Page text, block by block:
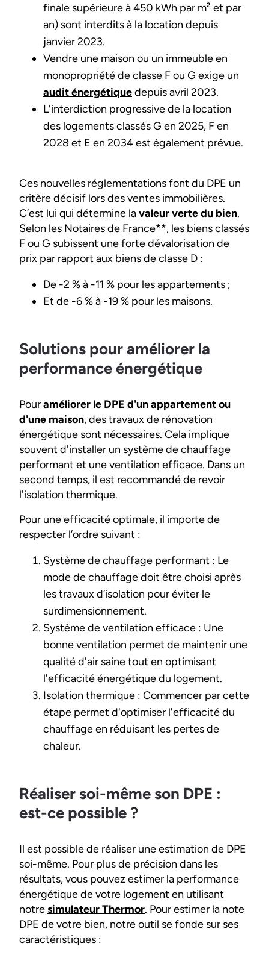
finale supérieure à 450 kWh par m² et par
an) sont interdits à la location depuis
janvier 2023.
Vendre une maison ou un immeuble en
monopropriété de classe F ou G exige un
audit énergétiquedepuis avril 2023.
L'interdiction progressive de la location
des logements classés G en 2025, F en
2028 et E en 2034 est également prévue.
Ces nouvelles réglementations font du DPE un
critère décisif lors des ventes immobilières.
C’est lui qui détermine lavaleur verte du bien.
Selon les Notaires de France**, les biens classés
F ou G subissent une forte dévalorisation de
prix par rapport aux biens de classe D :
De -2 % à -11 % pour les appartements ;
Et de -6 % à -19 % pour les maisons.
Solutions pour améliorer la
performance énergétique
Pouraméliorer le DPE d'un appartement ou
d'une maison, des travaux de rénovation
énergétique sont nécessaires. Cela implique
souvent d'installer un système de chauffage
performant et une ventilation efficace. Dans un
second temps, il est recommandé de revoir
l'isolation thermique.
Pour une efficacité optimale, il importe de
respecter l’ordre suivant :
Système de chauffage performant : Le
mode de chauffage doit être choisi après
les travaux d’isolation pour éviter le
surdimensionnement.
Système de ventilation efficace : Une
bonne ventilation permet de maintenir une
qualité d'air saine tout en optimisant
l'efficacité énergétique du logement.
Isolation thermique : Commencer par cette
étape permet d'optimiser l'efficacité du
chauffage en réduisant les pertes de
chaleur.
Réaliser soi-même son DPE :
est-ce possible ?
Il est possible de réaliser une estimation de DPE
soi-même. Pour plus de précision dans les
résultats, vous pouvez estimer la performance
énergétique de votre logement en utilisant
notresimulateur Thermor. Pour estimer la note
DPE de votre bien, notre outil se fonde sur ses
caractéristiques :